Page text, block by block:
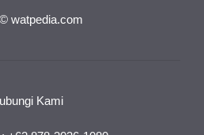
watpedia.com
Kami